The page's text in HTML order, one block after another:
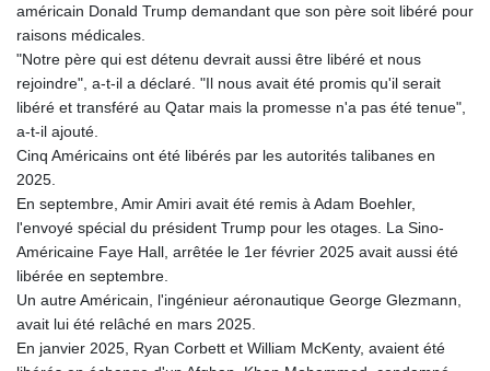
américain Donald Trump demandant que son père soit libéré pour
raisons médicales.
"Notre père qui est détenu devrait aussi être libéré et nous
rejoindre", a-t-il a déclaré. "Il nous avait été promis qu'il serait
libéré et transféré au Qatar mais la promesse n'a pas été tenue",
a-t-il ajouté.
Cinq Américains ont été libérés par les autorités talibanes en
2025.
En septembre, Amir Amiri avait été remis à Adam Boehler,
l'envoyé spécial du président Trump pour les otages. La Sino-
Américaine Faye Hall, arrêtée le 1er février 2025 avait aussi été
libérée en septembre.
Un autre Américain, l'ingénieur aéronautique George Glezmann,
avait lui été relâché en mars 2025.
En janvier 2025, Ryan Corbett et William McKenty, avaient été